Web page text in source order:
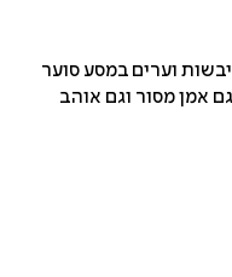
יבשות וערים במסע סוער
אמן מסור וגם אוהב